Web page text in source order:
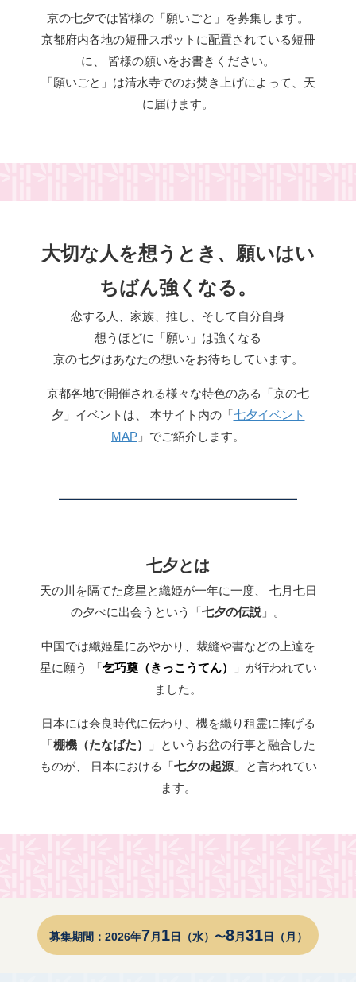
京の七夕では皆様の「願いごと」を募集します。
京都府内各地の短冊スポットに配置されている短冊
に、
皆様の願いをお書きください。
「願いごと」は清水寺でのお焚き上げによって、天
に届けます。
大切な人を想うとき、願いはい
ちばん強くなる。
恋する人、家族、推し、そして自分自身
想うほどに「願い」は強くなる
京の七夕はあなたの想いをお待ちしています。
京都各地で開催される様々な特色のある「京の七
夕」イベントは、
本サイト内の「七夕イベント
MAP 」でご紹介します。
七夕とは
天の川を隔てた彦星と織姫が一年に一度、
七月七日
の夕べに出会うという「七夕の伝説 」。
中国では織姫星にあやかり、裁縫や書などの上達を
星に願う
「乞巧奠（きっこうてん）
」が行われてい
ました。
日本には奈良時代に伝わり、機を織り租霊に捧げる
「棚機（たなばた）
」というお盆の行事と融合した
ものが、
日本における「七夕の起源」と言われてい
ます。
募集期間：2026年7 月 1日（水）〜8月 31日（月）